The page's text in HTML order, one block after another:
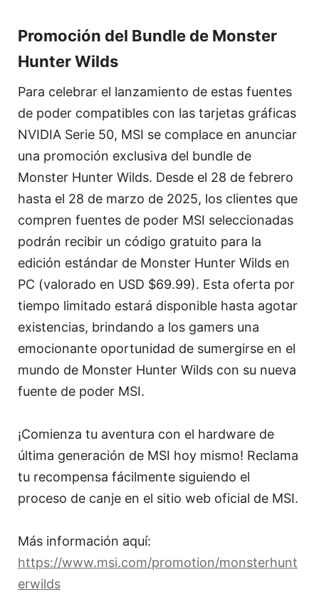
Promoción del Bundle de Monster
Hunter Wilds
Para celebrar el lanzamiento de estas fuentes
de poder compatibles con las tarjetas gráficas
NVIDIA Serie 50, MSI se complace en anunciar
una promoción exclusiva del bundle de
Monster Hunter Wilds. Desde el 28 de febrero
hasta el 28 de marzo de 2025, los clientes que
compren fuentes de poder MSI seleccionadas
podrán recibir un código gratuito para la
edición estándar de Monster Hunter Wilds en
PC (valorado en USD $69.99). Esta oferta por
tiempo limitado estará disponible hasta agotar
existencias, brindando a los gamers una
emocionante oportunidad de sumergirse en el
mundo de Monster Hunter Wilds con su nueva
fuente de poder MSI.
¡Comienza tu aventura con el hardware de
última generación de MSI hoy mismo! Reclama
tu recompensa fácilmente siguiendo el
proceso de canje en el sitio web oficial de MSI.
Más información aquí:
https://www.msi.com/promotion/monsterhunt
erwilds